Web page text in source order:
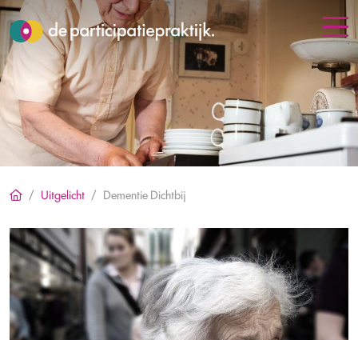
Uitgelicht Dementie Dichtbij